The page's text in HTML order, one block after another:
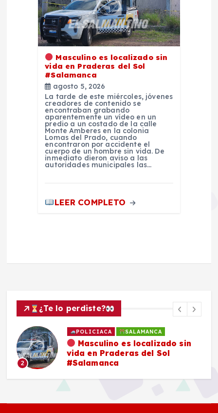
Masculino es localizado sin
vida en Praderas del Sol
#Salamanca
agosto 5, 2026
La tarde de este miércoles, jóvenes
creadores de contenido se
encontraban grabando
aparentemente un vídeo en un
predio a un costado de la calle
Monte Amberes en la colonia
Lomas del Prado, cuando
encontraron por accidente el
cuerpo de un hombre sin vida. De
inmediato dieron aviso a las
autoridades municipales las…
LEER COMPLETO
¿Te lo perdiste?
2
POLICIACA SALAMANCA
Masculino es localizado sin
vida en Praderas del Sol
#Salamanca